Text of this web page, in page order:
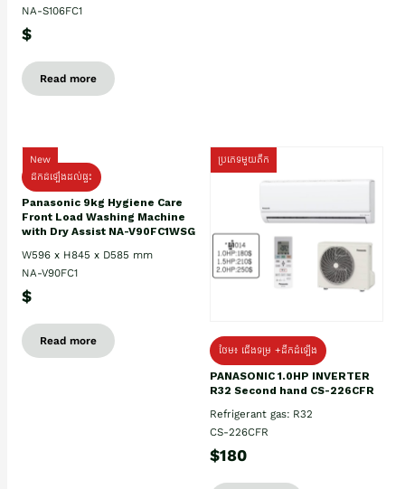
NA-S106FC1
$
Read more
New
ដឹកដំឡើងដល់ផ្ទះ
Panasonic 9kg Hygiene Care
Front Load Washing Machine
with Dry Assist NA-V90FC1WSG
W596 x H845 x D585 mm
NA-V90FC1
$
Read more
ប្រភេទមួយតឹក
ថែម៖ ជើងទម្រ +ដឹកដំឡើង
PANASONIC 1.0HP INVERTER
R32 Second hand CS-226CFR
Refrigerant gas: R32
CS-226CFR
$180